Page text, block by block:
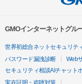
GMOインターネットグル
世界初総合ネットセキュリテ
パスワード漏洩診断
Web
セキュリティ相談AIチャット
実在証明・盗聴対策